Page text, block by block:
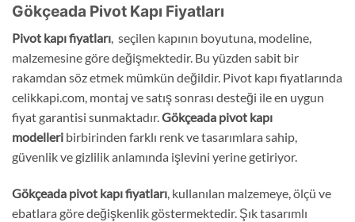
Gökçeada Pivot Kapı Fiyatları
Pivot kapı fiyatları, seçilen kapının boyutuna, modeline,
malzemesine göre değişmektedir. Bu yüzden sabit bir
rakamdan söz etmek mümkün değildir. Pivot kapı fiyatlarında
celikkapi.com, montaj ve satış sonrası desteği ile en uygun
fiyat garantisi sunmaktadır.Gökçeada pivot kapı
modelleri birbirinden farklı renk ve tasarımlara sahip,
güvenlik ve gizlilik anlamında işlevini yerine getiriyor.
Gökçeada pivot kapı fiyatları, kullanılan malzemeye, ölçü ve
ebatlara göre değişkenlik göstermektedir. Şık tasarımlı